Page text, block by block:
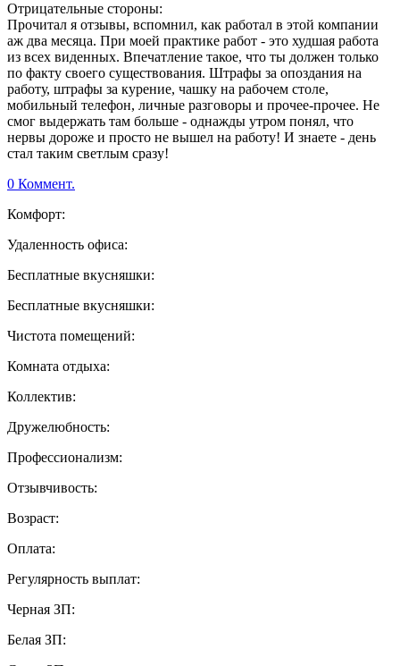
Отрицательные стороны:
Прочитал я отзывы, вспомнил, как работал в этой компании
аж два месяца. При моей практике работ - это худшая работа
из всех виденных. Впечатление такое, что ты должен только
по факту своего существования. Штрафы за опоздания на
работу, штрафы за курение, чашку на рабочем столе,
мобильный телефон, личные разговоры и прочее-прочее. Не
смог выдержать там больше - однажды утром понял, что
нервы дороже и просто не вышел на работу! И знаете - день
стал таким светлым сразу!
0 Коммент.
Комфорт:
Удаленность офиса:
Бесплатные вкусняшки:
Бесплатные вкусняшки:
Чистота помещений:
Комната отдыха:
Коллектив:
Дружелюбность:
Профессионализм:
Отзывчивость:
Возраст:
Оплата:
Регулярность выплат:
Черная ЗП:
Белая ЗП: